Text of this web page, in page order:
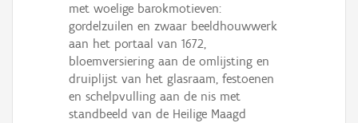
met woelige barokmotieven:
gordelzuilen en zwaar beeldhouwwerk
aan het portaal van 1672,
bloemversiering aan de omlijsting en
druiplijst van het glasraam, festoenen
en schelpvulling aan de nis met
standbeeld van de Heilige Maagd